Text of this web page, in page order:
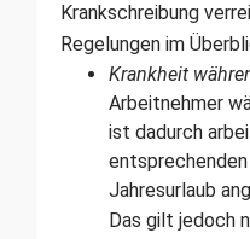
Krankschreibung
Regelungen im
Krankheit
Arbeitnehmer
ist dadurch
Jahresurlaub
Das gilt jedoch